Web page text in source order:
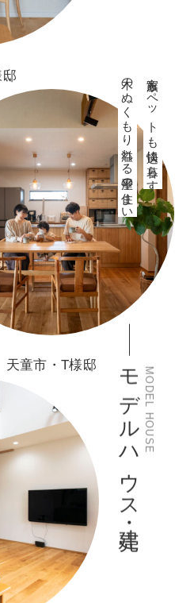
家族もペットも快適に暮らす
木のぬくもり溢れる平屋の住まい
天童市・T様邸
MODEL HOUSE
モデルハウス・建売